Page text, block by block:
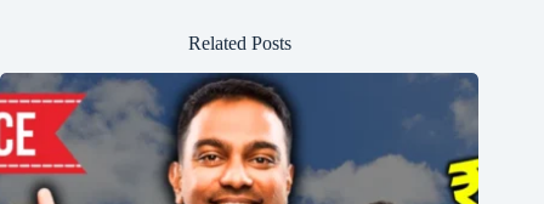
Related Posts